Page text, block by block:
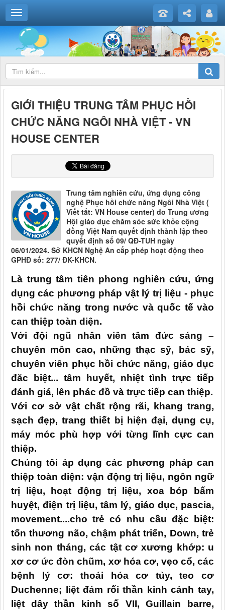
GIỚI THIỆU TRUNG TÂM PHỤC HỒI
CHỨC NĂNG NGÔI NHÀ VIỆT - VN
HOUSE CENTER
Trung tâm nghiên cứu, ứng dụng công
nghệ Phục hồi chức năng Ngôi Nhà Việt (
Viết tắt: VN House center) do Trung ương
Hội giáo dục chăm sóc sức khỏe cộng
đồng Việt Nam quyết định thành lập theo
quyết định số 09/ QĐ-TUH ngày
06/01/2024. Sở KHCN Nghệ An cấp phép hoạt động theo
GPHĐ số: 277/ ĐK-KHCN.
Là trung tâm tiên phong nghiên cứu, ứng
dụng các phương pháp vật lý trị liệu - phục
hồi chức năng trong nước và quốc tế vào
can thiệp toàn diện.
Với đội ngũ nhân viên tâm đức sáng –
chuyên môn cao, những thạc sỹ, bác sỹ,
chuyênviên phục hồi chức năng, giáo dục
đăc biệt... tâm huyết, nhiệt tình trực tiếp
đánh giá, lên phác đồ và trực tiếp can thiệp.
Với cơ sở vật chất rộng rãi, khang trang,
sạch đẹp, trang thiết bị hiện đại, dụng cụ,
máy móc phù hợp với từng
lĩnh cực can
thiệp.
Chúng tôi áp dụng các phương pháp can
thiệp toàn diện: vận động trị liệu, ngôn ngữ
trị liệu, hoạt động trị liệu, xoa bóp bấm
huyệt, điện trị liệu, tâm lý, giáo dục, pascia,
movement....chotrẻ có nhu cầu đặc biệt:
tổn thương não, chậm phát triển, Down, trẻ
sinh non tháng, các tật cơ xương khớp: u
xơ cơ ức đòn chũm, xơ hóa cơ, vẹo cổ,các
bệnh lý cơ: thoái hóa cơ tủy,teo cơ
Duchenne; liệt đám rối thần kinh cánh tay,
liệt dây thần kinh số VII, Guillain barre,